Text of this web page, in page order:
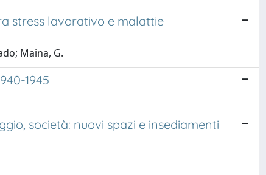
stress lavorativo e malattie
Maina, G.
1945
società: nuovi spazi e insediamenti